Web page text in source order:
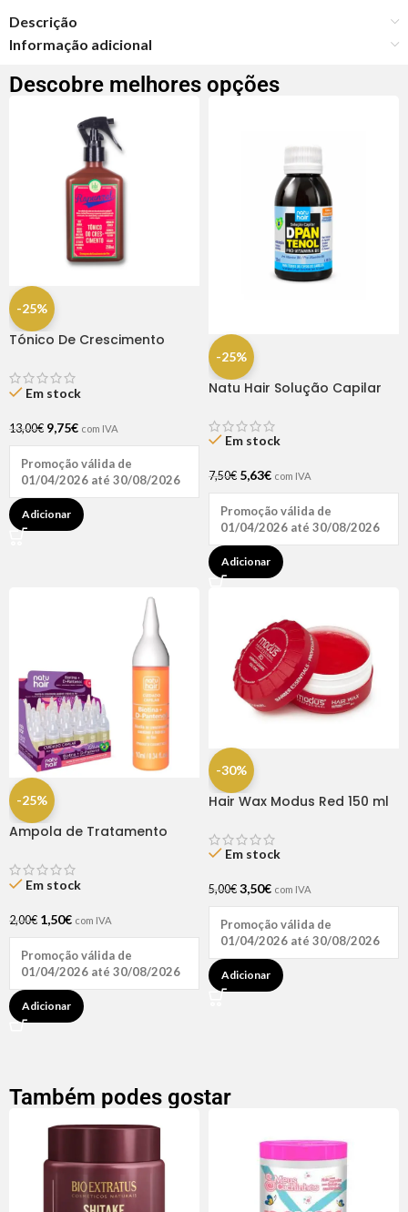
Descrição
Informação adicional
Descobre melhores opções
-25%
Tónico De Crescimento
Em stock
13,00€ 9,75€ com IVA
Promoção válida de
01/04/2026 até 30/08/2026
Adicionar
-25%
Natu Hair Solução Capilar
Em stock
7,50€ 5,63€ com IVA
Promoção válida de
01/04/2026 até 30/08/2026
Adicionar
-25%
Ampola de Tratamento
Hair (1 UNIDADE)
Em stock
2,00€ 1,50€ com IVA
Promoção válida de
01/04/2026 até 30/08/2026
Adicionar
-30%
Hair Wax Modus Red 150 ml
Em stock
5,00€ 3,50€ com IVA
Promoção válida de
01/04/2026 até 30/08/2026
Adicionar
Também podes gostar